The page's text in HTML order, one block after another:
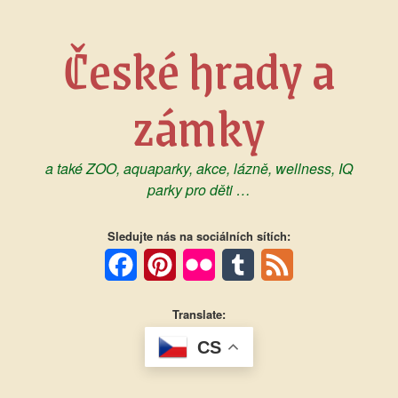
České hrady a
zámky
a také ZOO, aquaparky, akce, lázně, wellness, IQ
parky pro děti …
Sledujte nás na sociálních sítích:
FacebookPinterestFlickr Tumblr
Translate:
CS